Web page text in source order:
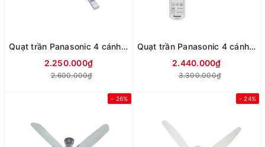
Quạt trần Panasonic 4 cánh F-56MZG (2 màu vàng/xám)
2.250.000₫
2.600.000₫
Quạt trần Panasonic 4 cánh F-56XPG
2.440.000₫
3.300.000₫
- 26% - 24%